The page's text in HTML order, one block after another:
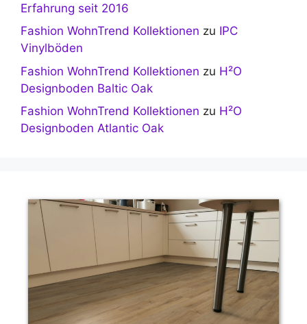
Erfahrung seit 2016
Fashion WohnTrend Kollektionen zu IPC
Vinylböden
Fashion WohnTrend Kollektionen zu H²O
Designboden Baltic Oak
Fashion WohnTrend Kollektionen zu H²O
Designboden Atlantic Oak